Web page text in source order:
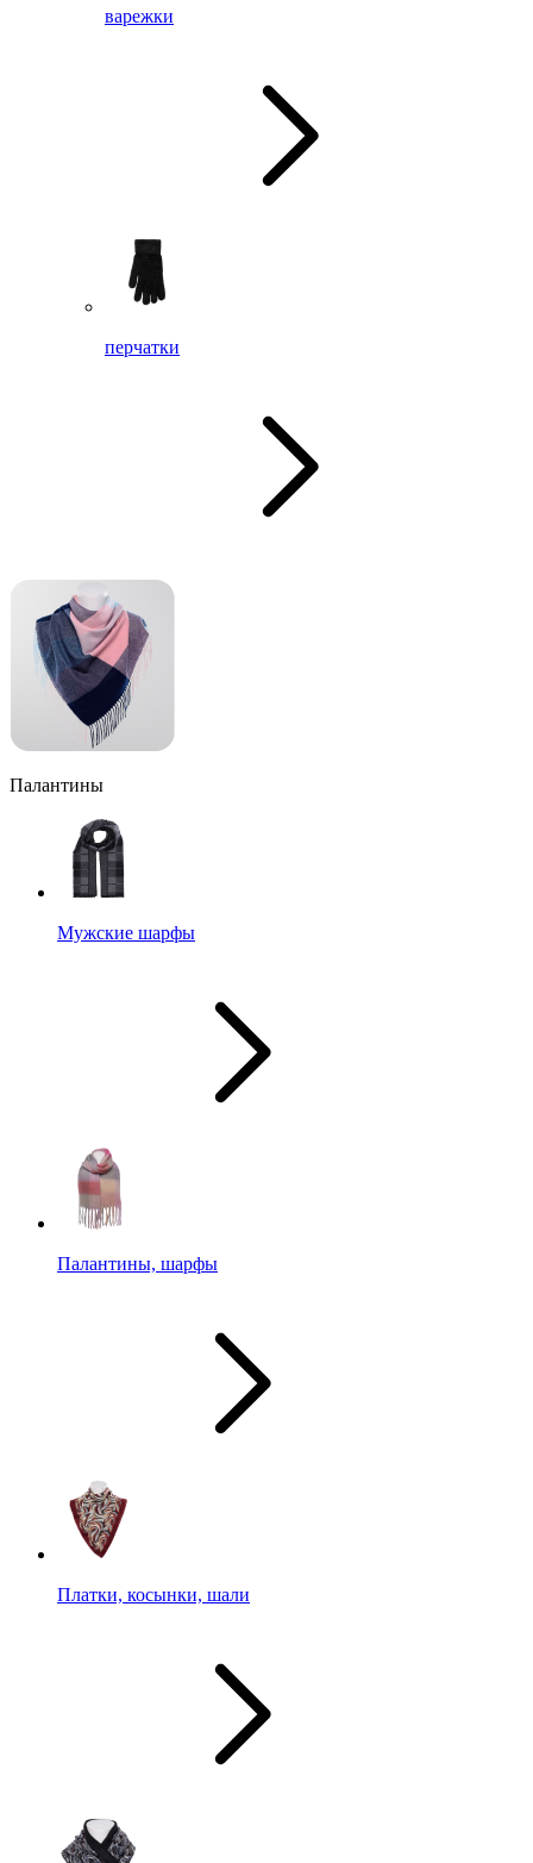
варежки
перчатки
Палантины
Мужские шарфы
Палантины, шарфы
Платки, косынки, шали